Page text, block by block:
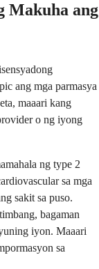
Makuha ang
ang mga parmasya
maaari kang
o ng iyong
ng type 2
sa mga
sakit sa puso.
bagaman
iyon. Maaari
sa